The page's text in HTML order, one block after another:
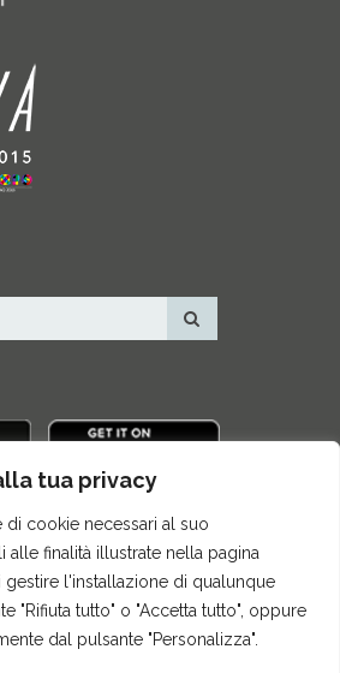
tua privacy
di cookie necessari al suo
alle finalità illustrate nella pagina
gestire l'installazione di qualunque
"Rifiuta tutto" o "Accetta tutto", oppure
dal pulsante "Personalizza".
|Mappa del sito |Credits
|Archivio News|Cookie policy